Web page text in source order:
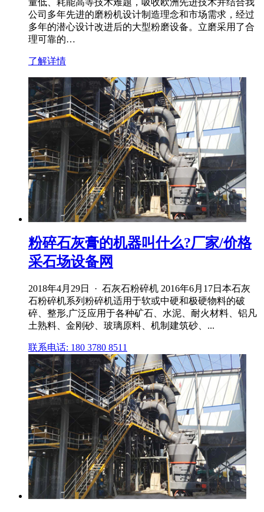
公司多年先进的磨粉机设计制造理念和市场需求，经过
多年的潜心设计改进后的大型粉磨设备。立磨采用了合
理可靠的…
了解详情
粉碎石灰膏的机器叫什么?厂家/价格
采石场设备网
2018年4月29日 · 石灰石粉碎机 2016年6月17日本石灰
石粉碎机系列粉碎机适用于软或中硬和极硬物料的破
碎、整形,广泛应用于各种矿石、水泥、耐火材料、铝凡
土熟料、金刚砂、玻璃原料、机制建筑砂、...
联系电话: 180 3780 8511